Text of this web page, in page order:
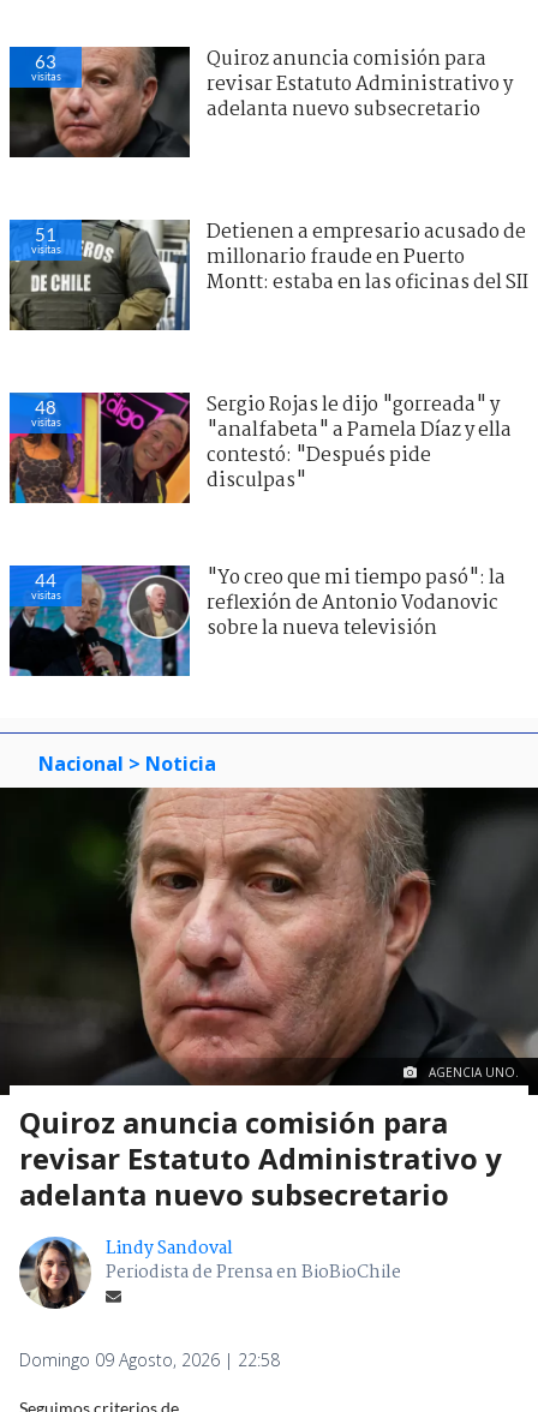
63
visitas
Quiroz anuncia comisión para
revisar Estatuto Administrativo y
adelanta nuevo subsecretario
51
visitas
Detienen a empresario acusado de
millonario fraude en Puerto
Montt: estaba en las oficinas del SII
48
visitas
Sergio Rojas le dijo "gorreada" y
"analfabeta" a Pamela Díaz y ella
contestó: "Después pide
disculpas"
44
visitas
"Yo creo que mi tiempo pasó": la
reflexión de Antonio Vodanovic
sobre la nueva televisión
Nacional > Noticia
AGENCIA UNO.
Quiroz anuncia comisión para
revisar Estatuto Administrativo y
adelanta nuevo subsecretario
Lindy Sandoval
Periodista de Prensa en BioBioChile
Domingo 09 Agosto, 2026 | 22:58